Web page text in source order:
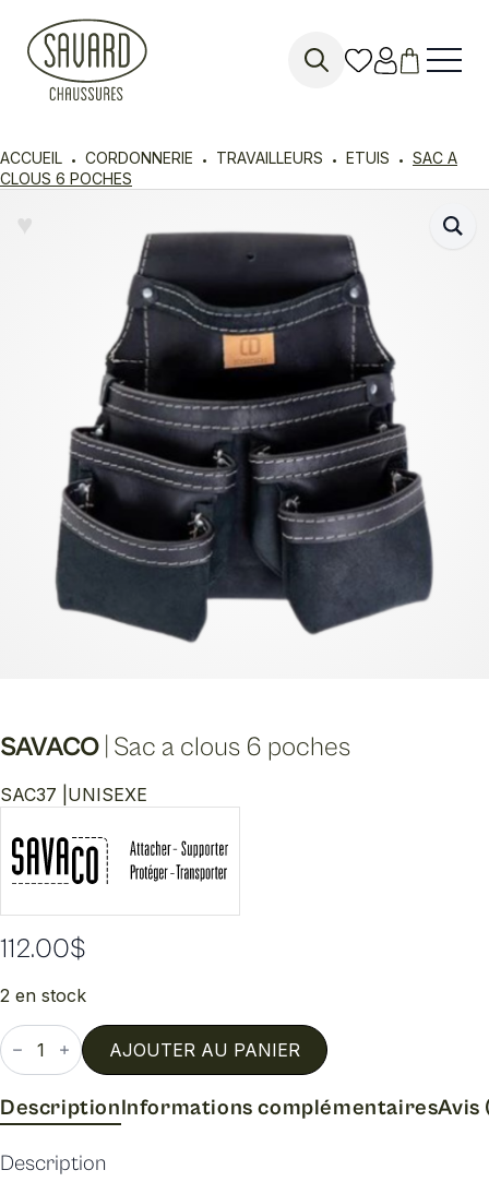
ACCUEIL CORDONNERIE TRAVAILLEURS ETUIS
SAC A
CLOUS 6 POCHES
SAVACO Sac a clous 6 poches
SAC37 | UNISEXE
112.00$
2 en stock
quantité
de
Sac
clous
6
AJOUTER AU PANIER
DescriptionInformations complémentairesAvis
Description